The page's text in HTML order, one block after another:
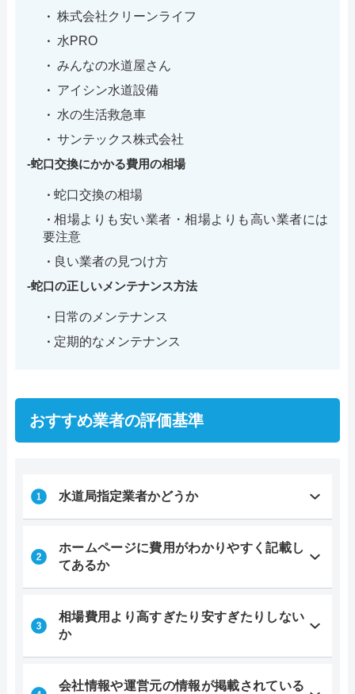
株式会社クリーンライフ
水PRO
みんなの水道屋さん
アイシン水道設備
水の生活救急車
サンテックス株式会社
蛇口交換にかかる費用の相場
蛇口交換の相場
相場よりも安い業者・相場よりも高い業者には
要注意
良い業者の見つけ方
蛇口の正しいメンテナンス方法
日常のメンテナンス
定期的なメンテナンス
おすすめ業者の評価基準
水道局指定業者かどうか
ホームページに費用がわかりやすく記載し
てあるか
相場費用より高すぎたり安すぎたりしない
か
会社情報や運営元の情報が掲載されている